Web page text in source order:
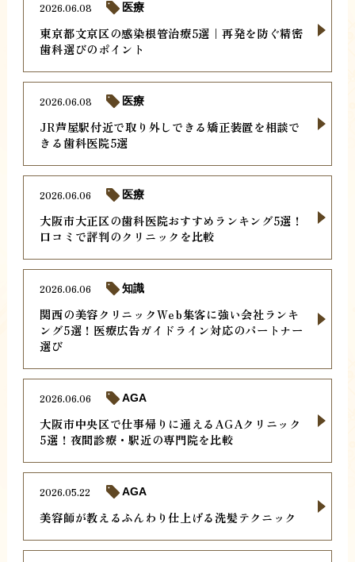
東京都文京区の感染根管治療5選｜再発を防ぐ精密
歯科選びのポイント
2026.06.08 医療
JR芦屋駅付近で取り外しできる矯正装置を相談で
きる歯科医院5選
2026.06.08 医療
大阪市大正区の歯科医院おすすめランキング5選！
口コミで評判のクリニックを比較
2026.06.06 医療
関西の美容クリニックWeb集客に強い会社ランキ
ング5選！医療広告ガイドライン対応のパートナー
選び
2026.06.06 知識
大阪市中央区で仕事帰りに通えるAGAクリニック
5選！夜間診療・駅近の専門院を比較
2026.06.06 AGA
美容師が教えるふんわり仕上げる洗髪テクニック
2026.05.22 AGA